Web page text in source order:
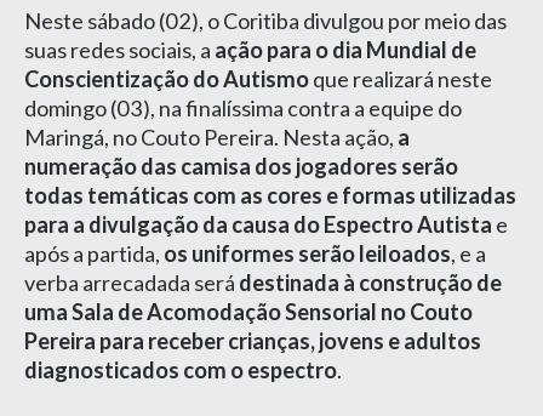
Neste sábado (02), o Coritiba divulgou por meio das
suas redes sociais, a ação para o dia Mundial de
Conscientização do Autismoque realizará neste
domingo (03), na finalíssima contra a equipe do
Maringá, no Couto Pereira. Nesta ação, a
numeração das camisa dos jogadores serão
todas temáticas com as cores e formas utilizadas
para a divulgação da causa do Espectro Autista e
após a partida, os uniformes serão leiloados, e a
verba arrecadada será destinada à construção de
uma Sala de Acomodação Sensorial no Couto
Pereira para receber crianças, jovens e adultos
diagnosticados com o espectro.